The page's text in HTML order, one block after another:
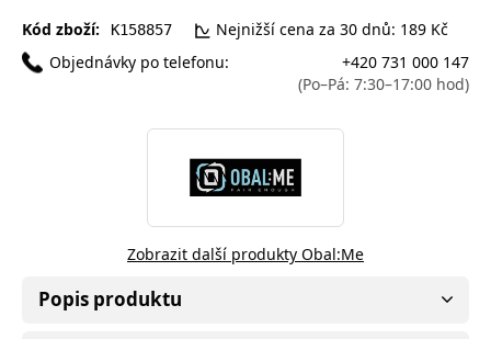
Kód zboží: K158857
Nejnižší cena za 30 dnů: 189 Kč
Objednávky po telefonu:
+420 731 000 147
(Po–Pá: 7:30–17:00 hod)
Zobrazit další produkty Obal:Me
Popis produktu